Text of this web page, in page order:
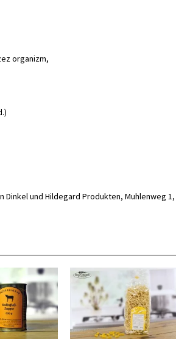
organizm,
und Hildegard Produkten, Muhlenweg